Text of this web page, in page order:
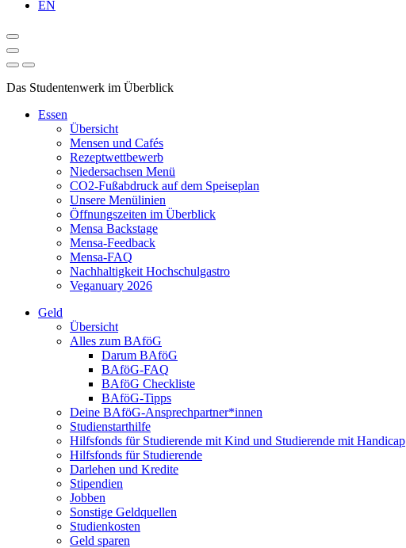
EN
Das Studentenwerk im Überblick
Essen
Übersicht
Mensen und Cafés
Rezeptwettbewerb
Niedersachsen Menü
CO2-Fußabdruck auf dem Speiseplan
Unsere Menülinien
Öffnungszeiten im Überblick
Mensa Backstage
Mensa-Feedback
Mensa-FAQ
Nachhaltigkeit Hochschulgastro
Veganuary 2026
Geld
Übersicht
Alles zum BAföG
Darum BAföG
BAföG-FAQ
BAföG Checkliste
BAföG-Tipps
Deine BAföG-Ansprechpartner*innen
Studienstarthilfe
Hilfsfonds für Studierende mit Kind und Studierende mit Handicap
Hilfsfonds für Studierende
Darlehen und Kredite
Stipendien
Jobben
Sonstige Geldquellen
Studienkosten
Geld sparen